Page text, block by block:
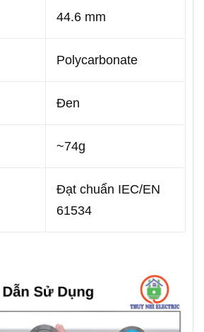
44.6 mm
Polycarbonate
Đen
~74g
Đạt chuẩn IEC/EN
61534